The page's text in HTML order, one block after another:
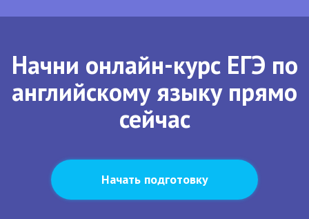
Начни онлайн-курс ЕГЭ по
английскому языку прямо
сейчас
Начать подготовку